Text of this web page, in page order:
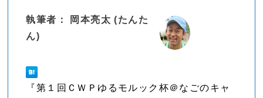
執筆者： 岡本亮太 (たんた
ん)
『第１回ＣＷＰゆるモルック杯＠なごのキャ